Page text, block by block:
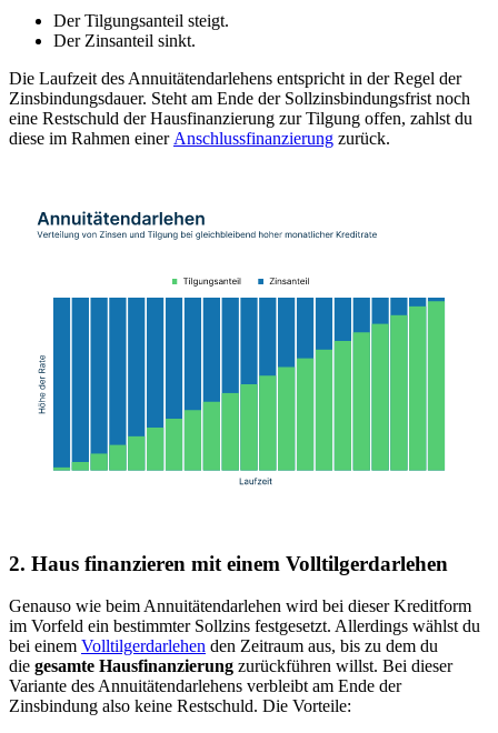
Der Tilgungsanteil steigt.
Der Zinsanteil sinkt.
Die Laufzeit des Annuitätendarlehens entspricht in der Regel der
Zinsbindungsdauer. Steht am Ende der Sollzinsbindungsfrist noch
eine Restschuld der Hausfinanzierung zur Tilgung offen, zahlst du
diese im Rahmen einer Anschlussfinanzierung zurück.
2. Haus finanzieren mit einem Volltilgerdarlehen
Genauso wie beim Annuitätendarlehen wird bei dieser Kreditform
im Vorfeld ein bestimmter Sollzins festgesetzt. Allerdings wählst du
bei einem Volltilgerdarlehen den Zeitraum aus, bis zu dem du
die gesamte Hausfinanzierung zurückführen willst. Bei dieser
Variante des Annuitätendarlehens verbleibt am Ende der
Zinsbindung also keine Restschuld. Die Vorteile: